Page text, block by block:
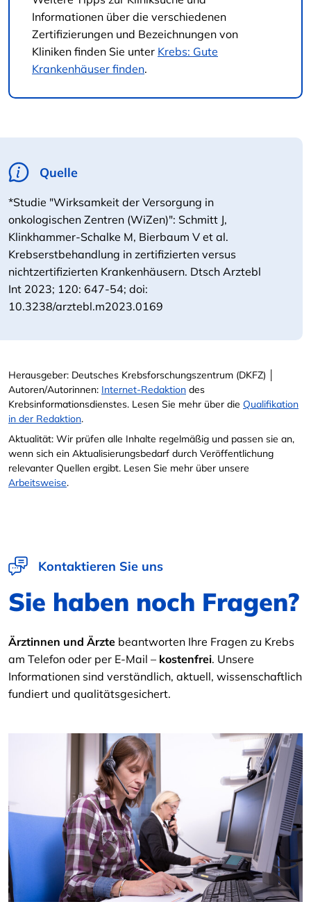
Informationen über die verschiedenen
Zertifizierungen und Bezeichnungen von
Kliniken finden Sie unter Krebs: Gute
Krankenhäuser finden.
Quelle
*Studie "Wirksamkeit der Versorgung in
onkologischen Zentren (WiZen)": Schmitt J,
Klinkhammer-Schalke M, Bierbaum V et al.
Krebserstbehandlung in zertifizierten versus
nichtzertifizierten Krankenhäusern. Dtsch Arztebl
Int 2023; 120: 647-54; doi:
10.3238/arztebl.m2023.0169
Herausgeber: Deutsches Krebsforschungszentrum (DKFZ) │
Autoren/Autorinnen: Internet-Redaktion des
Krebsinformationsdienstes. Lesen Sie mehr über die Qualifikation
in der Redaktion.
Aktualität: Wir prüfen alle Inhalte regelmäßig und passen sie an,
wenn sich ein Aktualisierungsbedarf durch Veröffentlichung
relevanter Quellen ergibt. Lesen Sie mehr über unsere
Arbeitsweise.
Kontaktieren Sie uns
Sie haben noch Fragen?
Ärztinnen und Ärzte beantworten Ihre Fragen zu Krebs
am Telefon oder per E-Mail – kostenfrei. Unsere
Informationen sind verständlich, aktuell, wissenschaftlich
fundiert und qualitätsgesichert.